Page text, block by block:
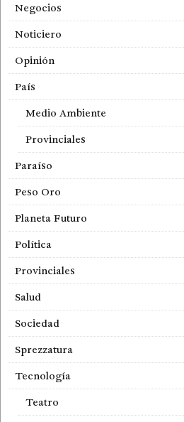
Negocios
Noticiero
Opinión
País
Medio Ambiente
Provinciales
Paraíso
Peso Oro
Planeta Futuro
Política
Provinciales
Salud
Sociedad
Sprezzatura
Tecnología
Teatro